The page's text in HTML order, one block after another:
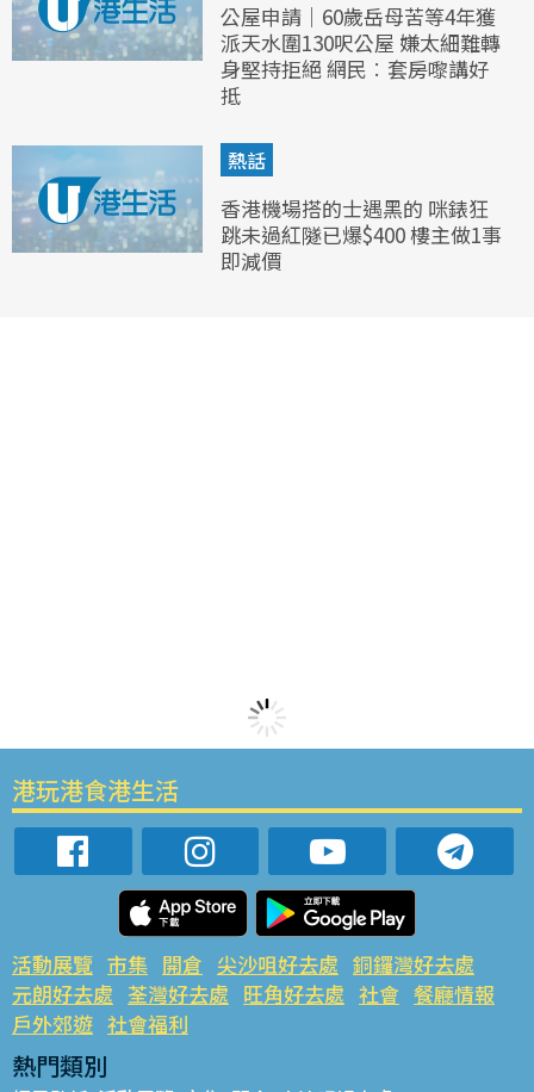
公屋申請｜60歲岳母苦等4年獲
派天水圍130呎公屋 嫌太細難轉
身堅持拒絕 網民︰套房嚟講好
抵
熱話
香港機場搭的士遇黑的 咪錶狂
跳未過紅隧已爆$400 樓主做1事
即減價
港玩港食港生活
活動展覽 市集 開倉 尖沙咀好去處 銅鑼灣好去處
元朗好去處 荃灣好去處 旺角好去處 社會 餐廳情報
戶外郊遊 社會福利
熱門類別